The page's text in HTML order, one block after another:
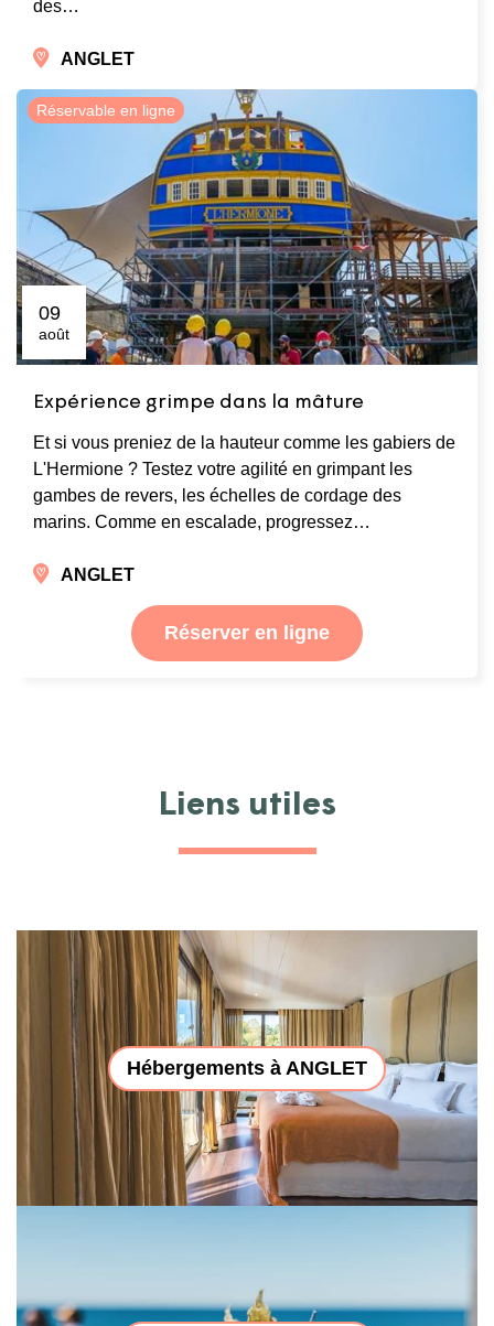
des…
ANGLET
Réservable en ligne
09
août
Expérience grimpe dans la mâture
Et si vous preniez de la hauteur comme les gabiers de
L'Hermione ? Testez votre agilité en grimpant les
gambes de revers, les échelles de cordage des
marins. Comme en escalade, progressez…
ANGLET
Réserver en ligne
Liens utiles
Hébergements à ANGLET